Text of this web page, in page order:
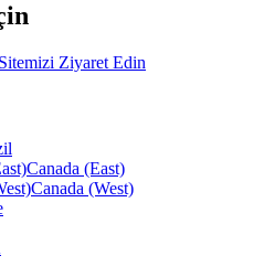
Ziyaret Edin
Canada (East)
Canada (West)